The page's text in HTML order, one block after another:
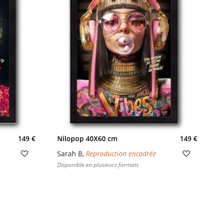
149 €
Nilopop 40X60 cm
149 €
Sarah B,Reproduction encadrée
Disponible en plusieurs formats